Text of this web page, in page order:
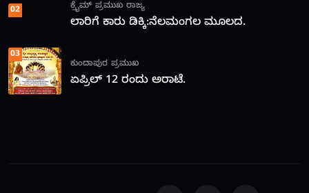
02 ಕ್ರೈಮ್ ಪ್ರಮುಖ ರಾಜ್ಯ
ಲಾರಿಗೆ ಕಾರು ಡಿಕ್ಕಿ:ನೆಲಮಂಗಲ ಮೂಲದ.
03
ಕುಂದಾಪುರ ಪ್ರಮುಖ
ಏಪ್ರಿಲ್ 12 ರಂದು ಅರಾಟೆ.